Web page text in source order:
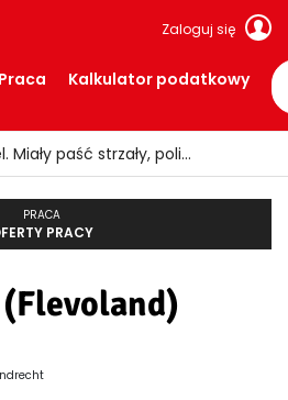
Zaloguj się
Praca Kalkulator podatkowy
Drogowa awantura w Tiel. Miały paść strzały, policjanci założyli kamizelki kuloodporne!
PRACA
PRACY